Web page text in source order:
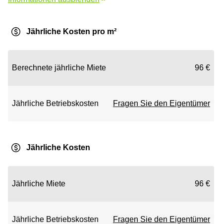
Jährliche Kosten pro m²
Berechnete jährliche Miete 96 €
Jährliche Betriebskosten Fragen Sie den Eigentümer
Jährliche Kosten
Jährliche Miete 96 €
Jährliche Betriebskosten Fragen Sie den Eigentümer